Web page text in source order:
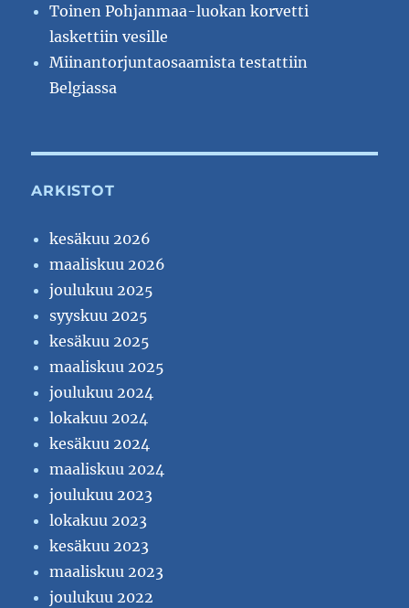
Toinen Pohjanmaa-luokan korvetti
laskettiin vesille
Miinantorjuntaosaamista testattiin
Belgiassa
ARKISTOT
kesäkuu 2026
maaliskuu 2026
joulukuu 2025
syyskuu 2025
kesäkuu 2025
maaliskuu 2025
joulukuu 2024
lokakuu 2024
kesäkuu 2024
maaliskuu 2024
joulukuu 2023
lokakuu 2023
kesäkuu 2023
maaliskuu 2023
joulukuu 2022